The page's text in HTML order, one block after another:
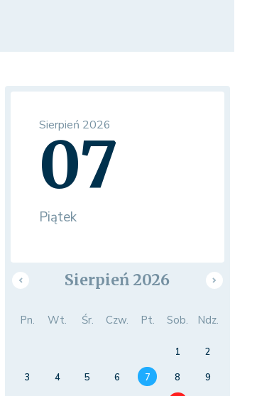
Sierpień 2026
07
Piątek
Sierpień 2026
Pn. Wt. Śr. Czw. Pt. Sob. Ndz.
1
2
3
4 5 6 7 8
9